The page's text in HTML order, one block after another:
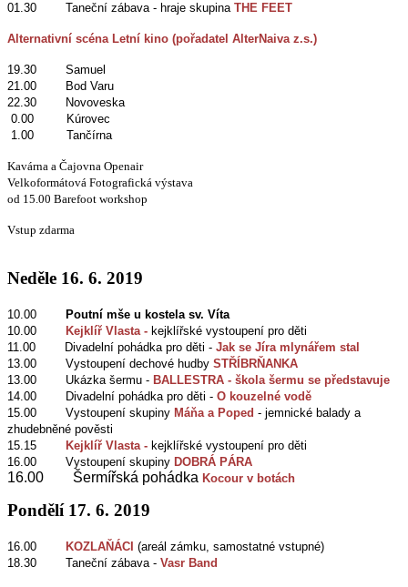
01.30 Taneční zábava - hraje skupina THE FEET
Alternativní scéna Letní kino (pořadatel AlterNaiva z.s.)
19.30 Samuel
21.00 Bod Varu
22.30 Novoveska
0.00 Kúrovec
1.00 Tančírna
Kavárna a Čajovna Openair
Velkoformátová Fotografická výstava
od 15.00 Barefoot workshop
Vstup zdarma
Neděle 16. 6. 2019
10.00
Poutní mše u kostela sv. Víta
10.00
Kejklíř Vlasta - kejklířské vystoupení pro děti
11.00 Divadelní pohádka pro děti - Jak se Jíra mlynářem stal
13.00 Vystoupení dechové hudby STŘÍBRŇANKA
13.00 Ukázka šermu - BALLESTRA - škola šermu se představuje
14.00 Divadelní pohádka pro děti - O kouzelné vodě
15.00 Vystoupení skupiny Máňa a Poped - jemnické balady a
zhudebněné pověsti
15.15
Kejklíř Vlasta - kejklířské vystoupení pro děti
16.00 Vystoupení skupiny DOBRÁ PÁRA
16.00 Šermířská pohádka Kocour v botách
Pondělí 17. 6. 2019
16.00 KOZLAŇÁCI (areál zámku, samostatné vstupné)
18.30 Taneční zábava - Vasr Band